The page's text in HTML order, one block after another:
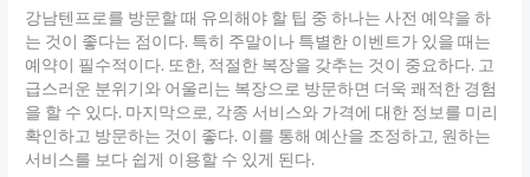
강남텐프로를 방문할 때 유의해야 할 팁 중 하나는 사전 예약을 하
는 것이 좋다는 점이다. 특히 주말이나 특별한 이벤트가 있을 때는
예약이 필수적이다. 또한, 적절한 복장을 갖추는 것이 중요하다. 고
급스러운 분위기와 어울리는 복장으로 방문하면 더욱 쾌적한 경험
을 할 수 있다. 마지막으로, 각종 서비스와 가격에 대한 정보를 미리
확인하고 방문하는 것이 좋다. 이를 통해 예산을 조정하고, 원하는
서비스를 보다 쉽게 이용할 수 있게 된다.